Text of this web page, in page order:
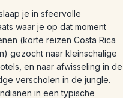
je in sfeervolle
waar je op dat moment
(korte reizen Costa Rica
gezocht naar kleinschalige
en naar afwisseling in de
verscholen in de jungle.
in een typische